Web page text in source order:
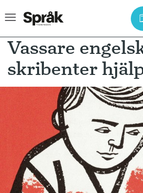
Artiklar
Språkfrågor
Skrivtips
Bokrecensioner
Kviss
Vassare
skribenter